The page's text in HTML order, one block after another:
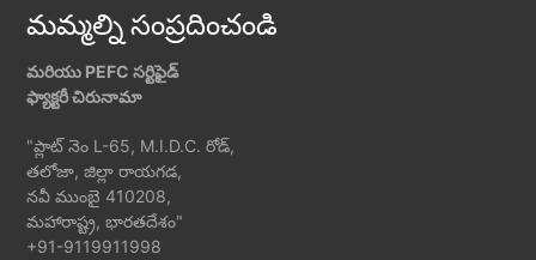
మమ్మల్ని సంప్రదించండి
మరియు PEFC సర్టిఫైడ్
ఫ్యాక్టరీ చిరునామా
"ప్లాట్ నెం L-65, M.I.D.C. రోడ్,
తలోజా, జిల్లా రాయగడ,
నవీ ముంబై 410208,
మహారాష్ట్ర, భారతదేశం"
+91-9119911998